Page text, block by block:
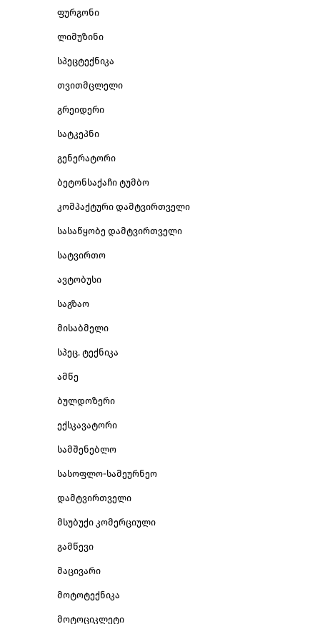
ფურგონი
ლიმუზინი
სპეცტექნიკა
თვითმცლელი
გრეიდერი
სატკეპნი
გენერატორი
ბეტონსაქაჩი ტუმბო
კომპაქტური დამტვირთველი
სასაწყობე დამტვირთველი
სატვირთო
ავტობუსი
საგზაო
მისაბმელი
სპეც. ტექნიკა
ამწე
ბულდოზერი
ექსკავატორი
სამშენებლო
სასოფლო-სამეურნეო
დამტვირთველი
მსუბუქი კომერციული
გამწევი
მაცივარი
მოტოტექნიკა
მოტოციკლეტი